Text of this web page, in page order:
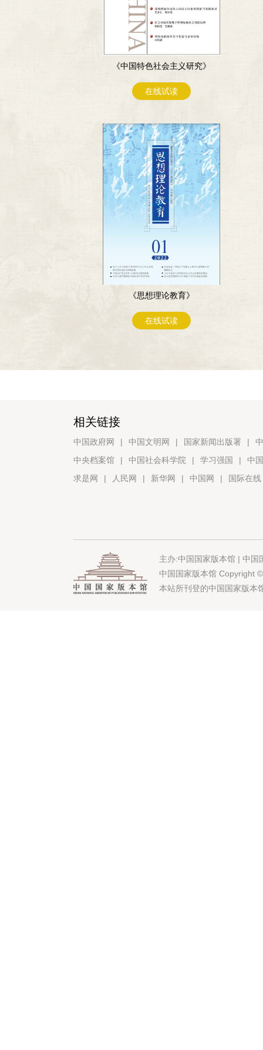
《中国特色社会主义研究》
在线试读
《思想理论教育》
在线试读
相关链接
中国政府网 | 中国文明网 | 国家新闻出版署 |
中央档案馆
| 中国社会科学院 | 学习强国 |
中
求是网
| 人民网 | 新华网 | 中国网 | 国际在线
主办:中国国家版本馆 | 中国
中国国家版本馆 Copyright
本站所刊登的中国国家版本